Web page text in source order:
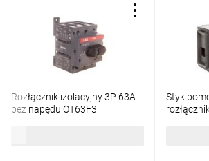
Rozłącznik izolacyjny 3P 63A
bez napędu OT63F3
Styk